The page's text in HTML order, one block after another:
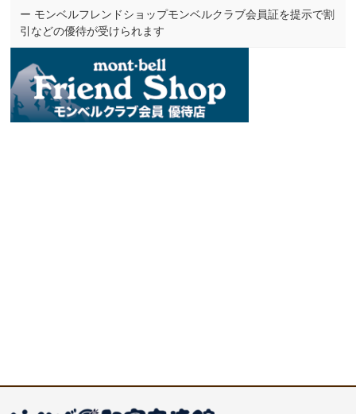
ー モンベルフレンドショップモンベルクラブ会員証を提示で割
引などの優待が受けられます